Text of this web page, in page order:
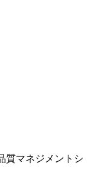
質マネジメントシ